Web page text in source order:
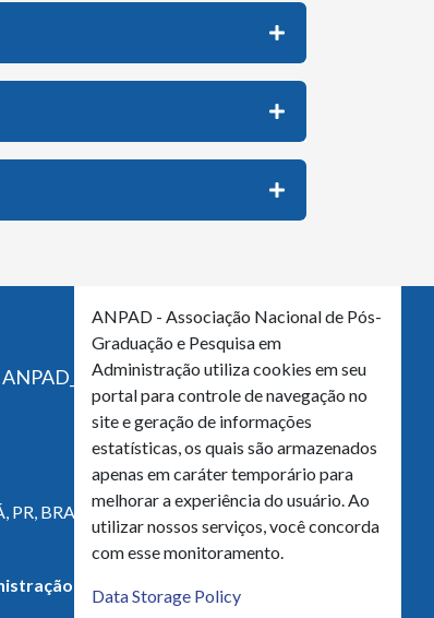
ANPAD_Oficial ANPAD
PR, BRASIL
- CNPJ 42.595.652/0001-66
ANPAD - Associação Nacional de Pós-
Graduação e Pesquisa em
Administração utiliza cookies em seu
portal para controle de navegação no
site e geração de informações
estatísticas, os quais são armazenados
apenas em caráter temporário para
melhorar a experiência do usuário. Ao
utilizar nossos serviços, você concorda
com esse monitoramento.
Data Storage Policy